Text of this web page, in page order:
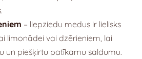
– liepziedu medus ir lielisks
limonādei vai dzērieniem, lai
un piešķirtu patīkamu saldumu.